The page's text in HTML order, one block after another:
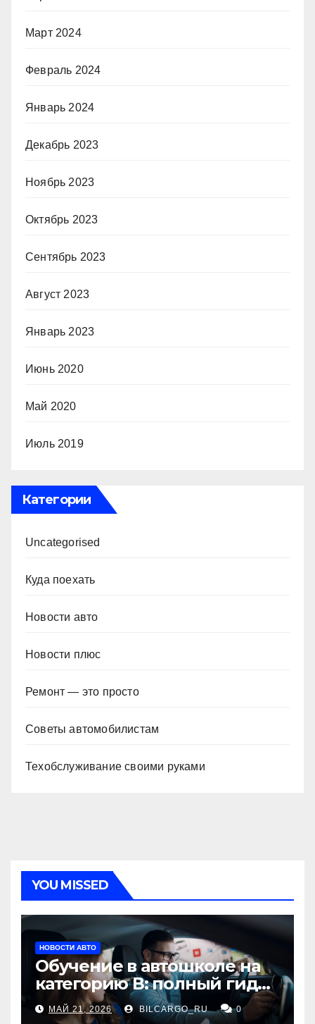
Март 2024
Февраль 2024
Январь 2024
Декабрь 2023
Ноябрь 2023
Октябрь 2023
Сентябрь 2023
Август 2023
Январь 2023
Июнь 2020
Май 2020
Июль 2019
Категории
Uncategorised
Куда поехать
Новости авто
Новости плюс
Ремонт — это просто
Советы автомобилистам
Техобслуживание своими руками
YOU MISSED
НОВОСТИ АВТО
Обучение в автошколе на
категорию В: полный гид
для будущих водителей
МАЙ 21, 2026 BILCARGO_RU 0